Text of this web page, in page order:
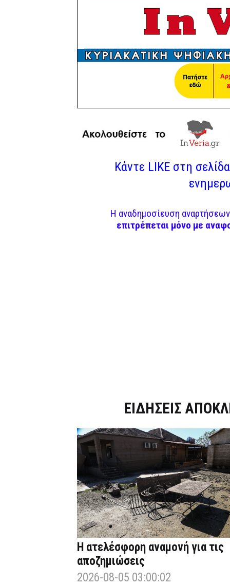
Κάντε LIKE στη
Η αναδημοσίευση
επιτρέπεται μόνο με
ΕΙΔΗΣΕΙΣ
Η ατελέσφορη αναμονή για τις
αποζημιώσεις
2026-08-05 03:00:02